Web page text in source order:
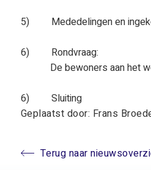
5) Mededelingen en
6) Rondvraag:
De bewoners aan het
6) Sluiting
Geplaatst door: Frans
Terug naar